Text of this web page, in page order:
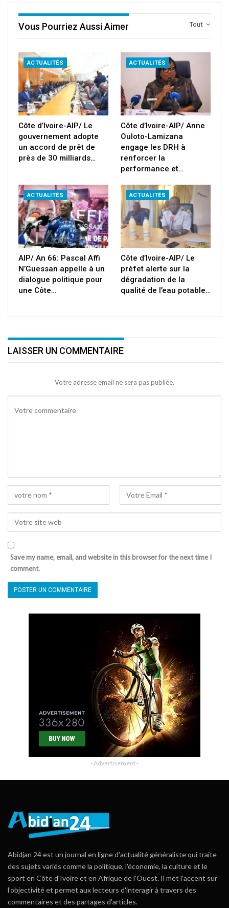
Tout
Vous Pourriez Aussi Aimer
ACTUALITÉS
Côte d’Ivoire-AIP/ Le
gouvernement adopte
un accord de prêt de
près de 30 milliards…
ACTUALITÉS
Côte d’Ivoire-AIP/ Anne
Ouloto-Lamizana
engage les DRH à
renforcer la
performance et…
ACTUALITÉS
AIP/ An 66: Pascal Affi
N’Guessan appelle à un
dialogue politique pour
une Côte…
ACTUALITÉS
Côte d’Ivoire-AIP/ Le
préfet alerte sur la
dégradation de la
qualité de l’eau potable…
LAISSER UN COMMENTAIRE
Votre adresse email ne sera pas publiée.
Save my name, email, and website in this browser for the next time I
comment.
- Advertisement -
Abidjan 24 est un journal en ligne d'actualité généraliste qui traite
des sujets variés comme la politique, l'économie, la culture et le
sport en Côte d'Ivoire et en Afrique de l'Ouest. Il met l'accent sur
l'objectivité et permet aux lecteurs d'interagir à travers des
commentaires et des partages d'articles.